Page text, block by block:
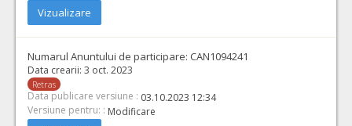
Vizualizare
Numarul Anuntului de participare: CAN1094241
Data crearii: 3 oct. 2023
Retras
Data publicare versiune : 03.10.2023 12:34
Versiune pentru: : Modificare